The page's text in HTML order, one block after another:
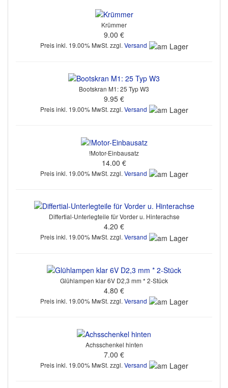
Krümmer
9.00 €
Preis inkl. 19.00% MwSt. zzgl. Versand
Bootskran M1: 25 Typ W3
9.95 €
Preis inkl. 19.00% MwSt. zzgl. Versand
!Motor-Einbausatz
14.00 €
Preis inkl. 19.00% MwSt. zzgl. Versand
Differtial-Unterlegteile für Vorder u. Hinterachse
4.20 €
Preis inkl. 19.00% MwSt. zzgl. Versand
Glühlampen klar 6V D2,3 mm * 2-Stück
4.80 €
Preis inkl. 19.00% MwSt. zzgl. Versand
Achsschenkel hinten
7.00 €
Preis inkl. 19.00% MwSt. zzgl. Versand